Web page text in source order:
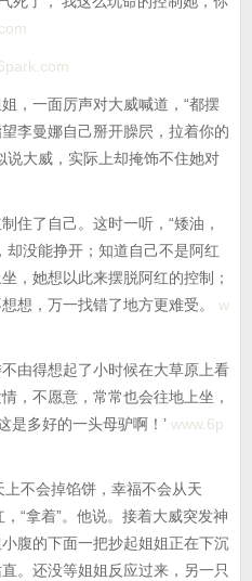
，一面厉声对大威喊道，“都摆
李曼娜自己掰开臊屄，拉着你的
说大威，实际上却掩饰不住她对
住了自己。这时一听，“矮油，
却没能挣开；知道自己不是阿红
，她想以此来摆脱阿红的控制；
想，万一找错了地方更难受。
w
由得想起了小时候在大草原上看
，不愿意，常常也会往地上坐，
是多好的一头母驴啊！’ www.6p
上不会掉馅饼，幸福不会从天
“拿着”。他说。接着大威突发神
腹的下面一把抄起姐姐正在下沉
。还没等姐姐反应过来，另一只